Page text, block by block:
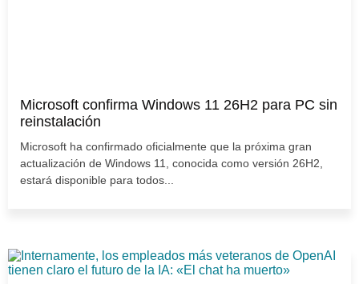
Microsoft confirma Windows 11 26H2 para PC sin
reinstalación
Microsoft ha confirmado oficialmente que la próxima gran
actualización de Windows 11, conocida como versión 26H2,
estará disponible para todos...